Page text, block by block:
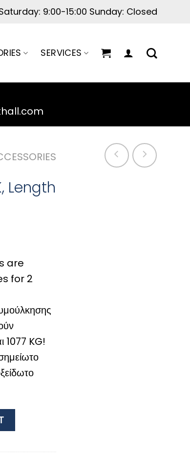
9:00-15:00 Sunday: Closed
SERVICES
Length
are
for 2
1077 KG!